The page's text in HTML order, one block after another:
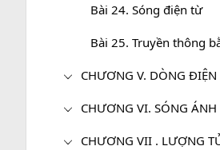
Bài 24. Sóng điện từ